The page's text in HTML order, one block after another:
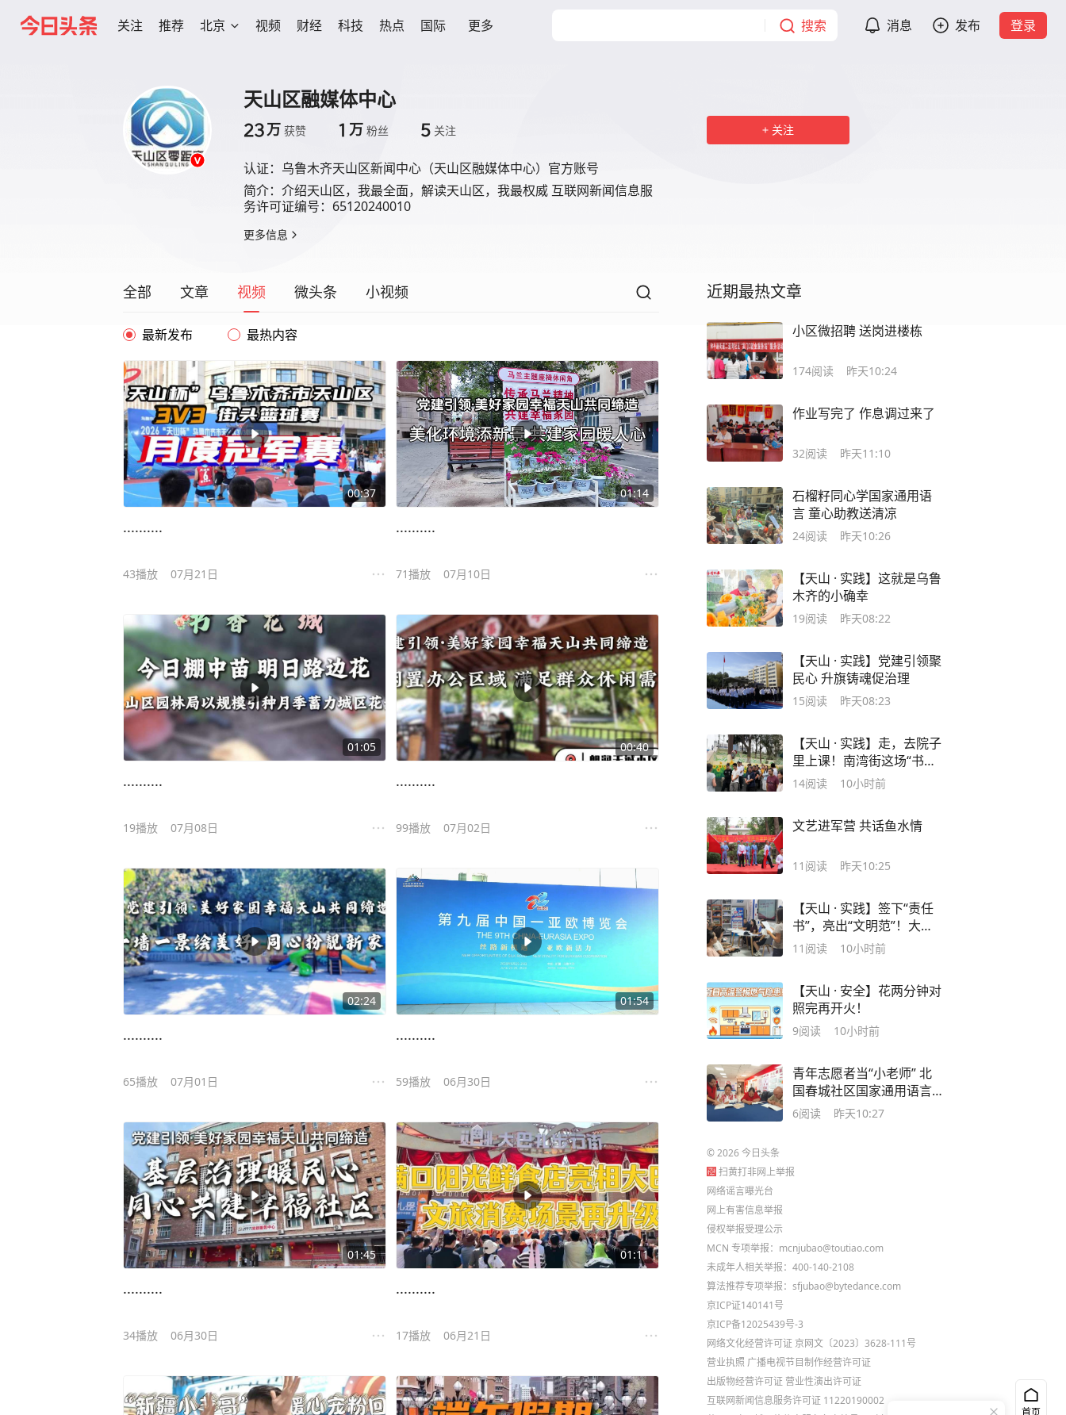
关注 推荐 北京 视频 财经 科技 热点 国际 更多 搜索 消息 发布 登录
天山区融媒体中心
23万 获赞 1 万 粉丝 5 关注
认证： 乌鲁木齐天山区新闻中心（天山区融媒体中心）官方账号
简介： 介绍天山区，我最全面，解读天山区，我最权威 互联网新闻信息服
务许可证编号：65120240010
更多信息
关注
全部 文章 视频 微头条 小视频
最新发布 最热内容
00:37
..........
43播放 07月21日
01:14
..........
71播放 07月10日
01:05
..........
19播放 07月08日
00:40
..........
99播放 07月02日
02:24
..........
65播放 07月01日
01:54
..........
59播放 06月30日
01:45
..........
34播放 06月30日
01:11
..........
17播放 06月21日
近期最热文章
小区微招聘 送岗进楼栋
174阅读 昨天10:24
作业写完了 作息调过来了
32阅读 昨天11:10
石榴籽同心学国家通用语
言 童心助教送清凉
24阅读 昨天10:26
【天山 · 实践】这就是乌鲁
木齐的小确幸
19阅读 昨天08:22
【天山 · 实践】党建引领聚
民心 升旗铸魂促治理
15阅读 昨天08:23
【天山 · 实践】走，去院子
里上课！南湾街这场“书记
沙龙”，把课堂搬到了微改
14阅读 10小时前
文艺进军营 共话鱼水情
11 阅读 昨天10:25
【天山 · 实践】签下“责任
书”，亮出“文明范”！大小
西门商圈这场签约，商户
11 阅读 10小时前
【天山 · 安全】花两分钟对
照完再开火！
9阅读 10小时前
青年志愿者当“小老师” 北
国春城社区国家通用语言
课堂开课了
6阅读 昨天10:27
©2026今日头条
扫黄打非网上举报
网络谣言曝光台
网上有害信息举报
侵权举报受理公示
MCN 专项举报：mcnjubao@toutiao.com
未成年人相关举报：400-140-2108
算法推荐专项举报：sfjubao@bytedance.com
京ICP证140141号
京ICP备12025439号-3
网络文化经营许可证 京网文〔2023〕3628-111号
营业执照 广播电视节目制作经营许可证
出版物经营许可证 营业性演出许可证
互联网新闻信息服务许可证 11220190002
首页